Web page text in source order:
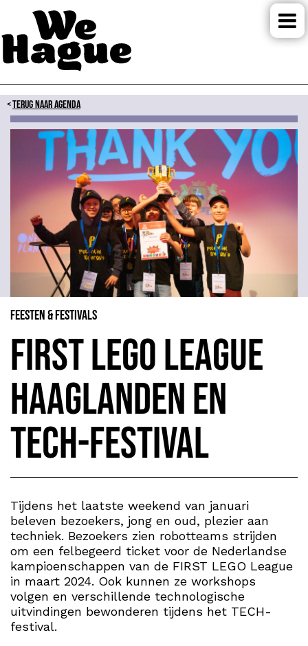
TERUG NAAR AGENDA
Feesten & Festivals
FIRST LEGO League
Haaglanden en
TECH-festival
Tijdens het laatste weekend van januari
beleven bezoekers, jong en oud, plezier aan
techniek. Bezoekers zien robotteams strijden
om een felbegeerd ticket voor de Nederlandse
kampioenschappen van de FIRST LEGO League
in maart 2024. Ook kunnen ze workshops
volgen en verschillende technologische
uitvindingen bewonderen tijdens het TECH-
festival.